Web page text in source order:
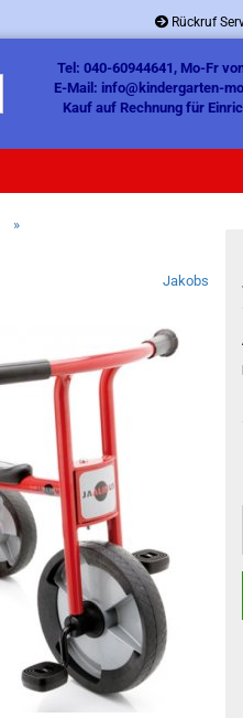
Rückruf
Tel: 040-60944641, Mo-Fr
E-Mail: info@kindergarten-
Kauf auf Rechnung für
»
Jakobs